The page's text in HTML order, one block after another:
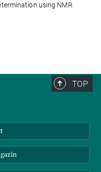
using NMR
TOP